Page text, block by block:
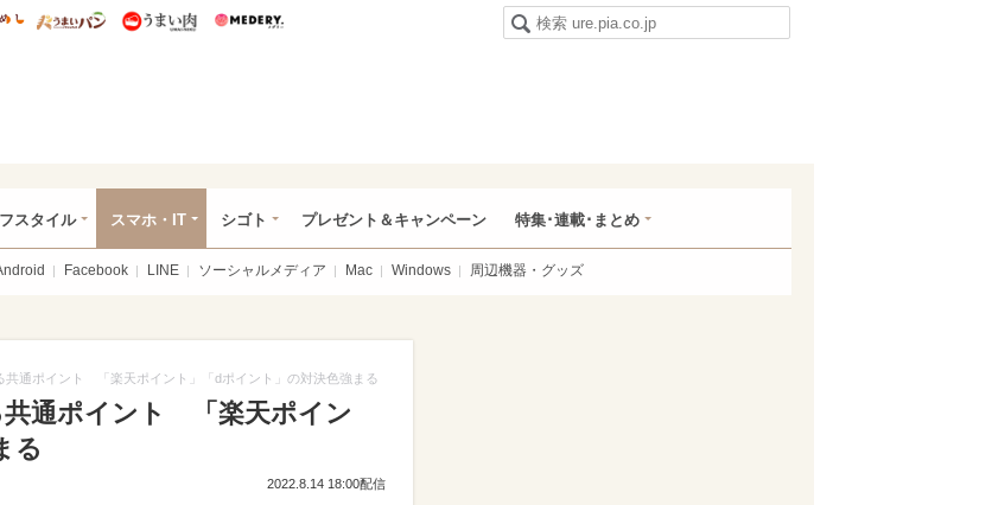
ズニー特集
うまいめし うまいパン うまい肉
スタイル スマホ・IT シゴト プレゼント＆キャンペーン 特集･連載･まとめ
Facebook LINE ソーシャルメディア Mac Windows 周辺機器・グッズ
共通ポイント 「楽天ポイント」「dポイント」の対決色強まる
通ポイント 「楽天ポイン
る
2022.8.14 18:00配信